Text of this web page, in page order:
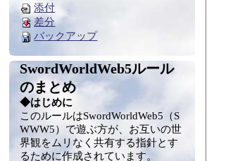
添付
差分
バックアップ
SwordWorldWeb5ルール
のまとめ
◆はじめに
このルールはSwordWorldWeb5（S
WWW5）で遊ぶ方が、お互いの世
界観をムリなく共有する指針とす
るために作成されています。